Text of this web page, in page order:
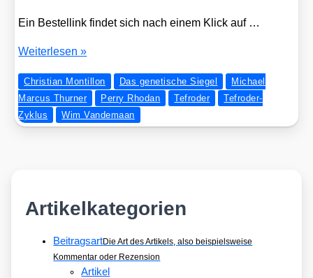
Ein Bestel­link fin­det sich nach einem Klick auf …
PERRY
TEFRO­
DER-
Tri­
Wei­ter­le­sen »
Christian Montillon Das genetische Siegel
Michael
Marcus Thurner
Perry Rhodan Tefroder
Tefroder-
Zyklus
Wim Vandemaan
Artikelkategorien
BeitragsartDie Art des Artikels, also beispielsweise
Kommentar oder Rezension
Artikel